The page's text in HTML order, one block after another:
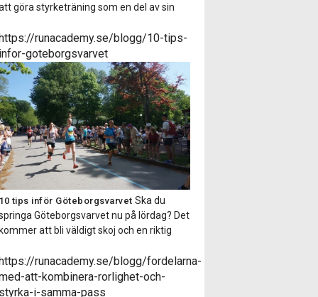
göra styrketräning som en del av sin
vi på Runacademy några av
anledningarna till att du som löpare ska
Minskar risken för
Med hjälp av
stärker vi upp muskler och
så att de får en ökad […]
runacademy.se/blogg/10-tips-
infor-goteborgsvarvet
10 tips inför Göteborgsvarvet Ska du
Göteborgsvarvet nu på lördag? Det
kommer att bli väldigt skoj och en riktig
inför och under loppet! 1) Tanka
med energi! Ett halvmaraton är
bra mycket längre än milen och kräver
https://runacademy.se/blogg/fordelarna-
att-kombinera-rorlighet-och-
styrka-i-samma-pass